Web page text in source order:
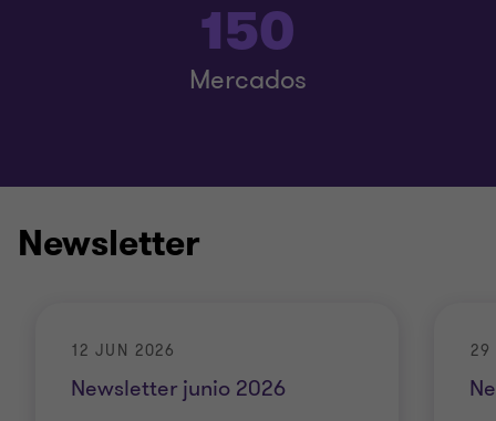
150
Mercados
Newsletter
Newsletter junio 2026
12 JUN 2026